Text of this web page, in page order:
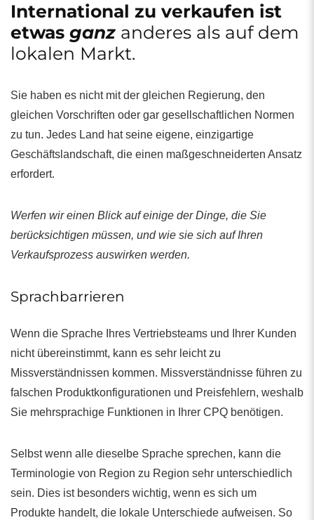
International zu verkaufen ist
etwas ganz anderes als auf dem
lokalen Markt.
Sie haben es nicht mit der gleichen Regierung, den
gleichen Vorschriften oder gar gesellschaftlichen Normen
zu tun. Jedes Land hat seine eigene, einzigartige
Geschäftslandschaft, die einen maßgeschneiderten Ansatz
erfordert.
Werfen wir einen Blick auf einige der Dinge, die Sie
berücksichtigen müssen, und wie sie sich auf Ihren
Verkaufsprozess auswirken werden.
Sprachbarrieren
Wenn die Sprache Ihres Vertriebsteams und Ihrer Kunden
nicht übereinstimmt, kann es sehr leicht zu
Missverständnissen kommen. Missverständnisse führen zu
falschen Produktkonfigurationen und Preisfehlern, weshalb
Sie mehrsprachige Funktionen in Ihrer CPQ benötigen.
Selbst wenn alle dieselbe Sprache sprechen, kann die
Terminologie von Region zu Region sehr unterschiedlich
sein. Dies ist besonders wichtig, wenn es sich um
Produkte handelt, die lokale Unterschiede aufweisen. So